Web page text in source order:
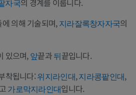
자국
의해 기술되며,지라잘록창자자국의
있으며,앞끝과뒤끝입니다.
착됩니다:위지라인대,지라콩팥인대,
가로막지라인대입니다.